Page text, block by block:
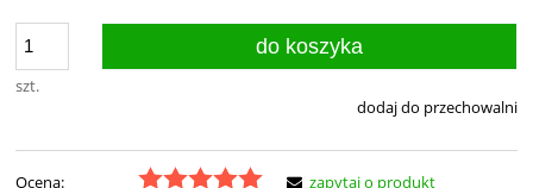
szt.
do koszyka
dodaj do przechowalni
Ocena:
zapytaj o produkt